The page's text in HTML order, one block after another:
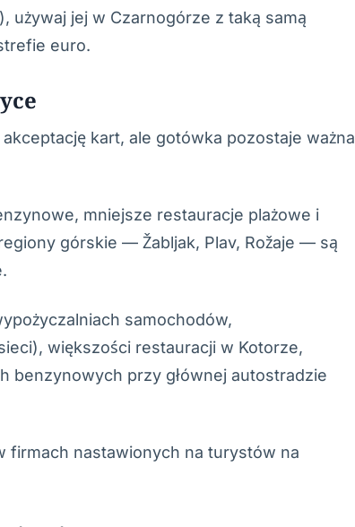
używaj jej w Czarnogórze z taką samą
euro.
kart, ale gotówka pozostaje ważna
mniejsze restauracje plażowe i
górskie — Žabljak, Plav, Rožaje — są
samochodów,
większości restauracji w Kotorze,
benzynowych przy głównej autostradzie
firmach nastawionych na turystów na